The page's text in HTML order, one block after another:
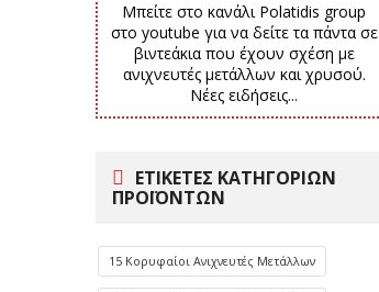
Μπείτε στο κανάλι Polatidis group
στο youtube για να δείτε τα πάντα σε
βιντεάκια που έχουν σχέση με
ανιχνευτές μετάλλων και χρυσού.
Νέες ειδήσεις...
ΕΤΙΚΈΤΕΣ ΚΑΤΗΓΟΡΙΏΝ
ΠΡΟΪΌΝΤΩΝ
15 Κορυφαίοι Ανιχνευτές Μετάλλων